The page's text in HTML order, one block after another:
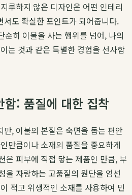
루하지 않은 디자인은 어떤 인테리
도 확실한 포인트가 되어줍니다.
순히 이불을 사는 행위를 넘어, 나의
는 것과 같은 특별한 경험을 선사합
함: 품질에 대한 집착
, 이불의 본질은 숙면을 돕는 편안
만큼이나 소재의 품질을 중요하게
은 피부에 직접 닿는 제품인 만큼, 부
을 자랑하는 고품질의 원단을 엄선
적고 위생적인 소재를 사용하여 민